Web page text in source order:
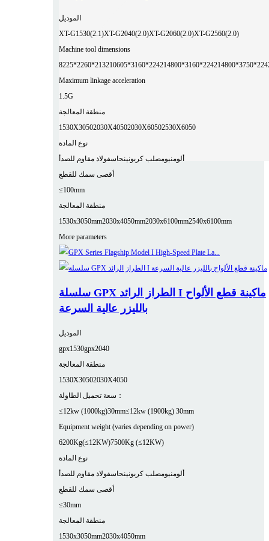
الموديل
XT-G1530(2.1)XT-G2040(2.0)XT-G2060(2.0)XT-G2560(2.0)
Machine tool dimensions
8225*2260*213210605*3160*224214800*3160*2242
Maximum linkage acceleration
1.5G
منطقة المعالجة
1530X30502030X40502030X60502530X6050
نوع المادة
ألومنيومصلب كربونينحاسفولاذ مقاوم للصدأ
أقصى سمك للقطع
≤100mm
منطقة المعالجة
1530x3050mm2030x4050mm2030x6100mm2540x6100mm
More parameters
سلسلة GPX الطراز الرائد I ماكينة قطع الألواح
بالليزر عالية السرعة
الموديل
gpx1530gpx2040
منطقة المعالجة
1530X30502030X4050
سعة تحميل الطاولة：
≤12kw (1000kg)30mm≤12kw (1900kg) 30mm
Equipment weight (varies depending on power)
6200Kg(≤12KW)7500Kg (≤12KW)
نوع المادة
ألومنيومصلب كربونينحاسفولاذ مقاوم للصدأ
أقصى سمك للقطع
≤30mm
منطقة المعالجة
1530x3050mm2030x4050mm